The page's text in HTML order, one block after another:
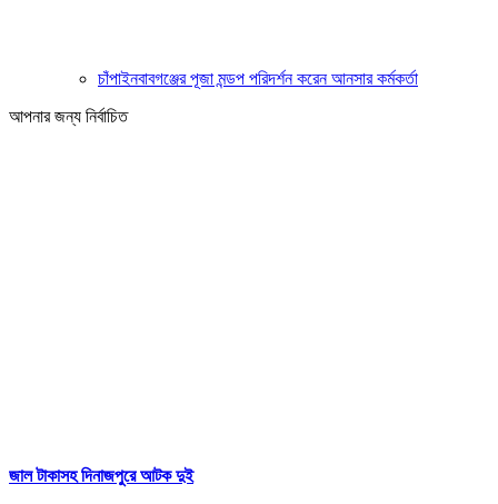
চাঁপাইনবাবগঞ্জের পূজা মন্ডপ পরিদর্শন করেন আনসার কর্মকর্তা
আপনার জন্য নির্বাচিত
জাল টাকাসহ দিনাজপুরে আটক দুই